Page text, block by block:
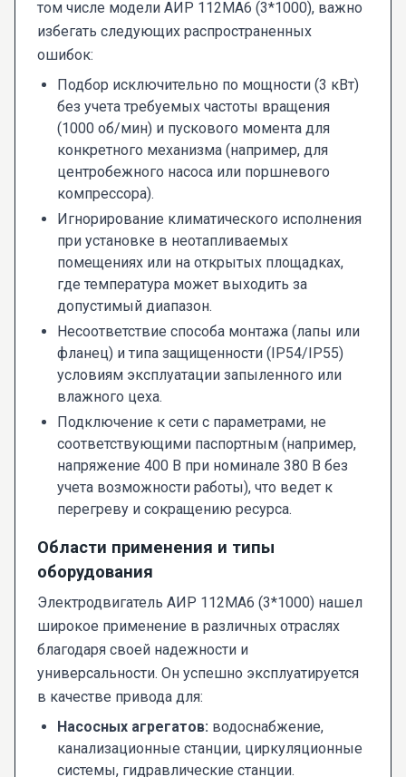
том числе модели АИР 112МА6 (3*1000), важно
избегать следующих распространенных
ошибок:
Подбор исключительно по мощности (3 кВт)
без учета требуемых частоты вращения
(1000 об/мин) и пускового момента для
конкретного механизма (например, для
центробежного насоса или поршневого
компрессора).
Игнорирование климатического исполнения
при установке в неотапливаемых
помещениях или на открытых площадках,
где температура может выходить за
допустимый диапазон.
Несоответствие способа монтажа (лапы или
фланец) и типа защищенности (IP54/IP55)
условиям эксплуатации запыленного или
влажного цеха.
Подключение к сети с параметрами, не
соответствующими паспортным (например,
напряжение 400 В при номинале 380 В без
учета возможности работы), что ведет к
перегреву и сокращению ресурса.
Области применения и типы
оборудования
Электродвигатель АИР 112МА6 (3*1000) нашел
широкое применение в различных отраслях
благодаря своей надежности и
универсальности. Он успешно эксплуатируется
в качестве привода для:
Насосных агрегатов: водоснабжение,
канализационные станции, циркуляционные
системы, гидравлические станции.